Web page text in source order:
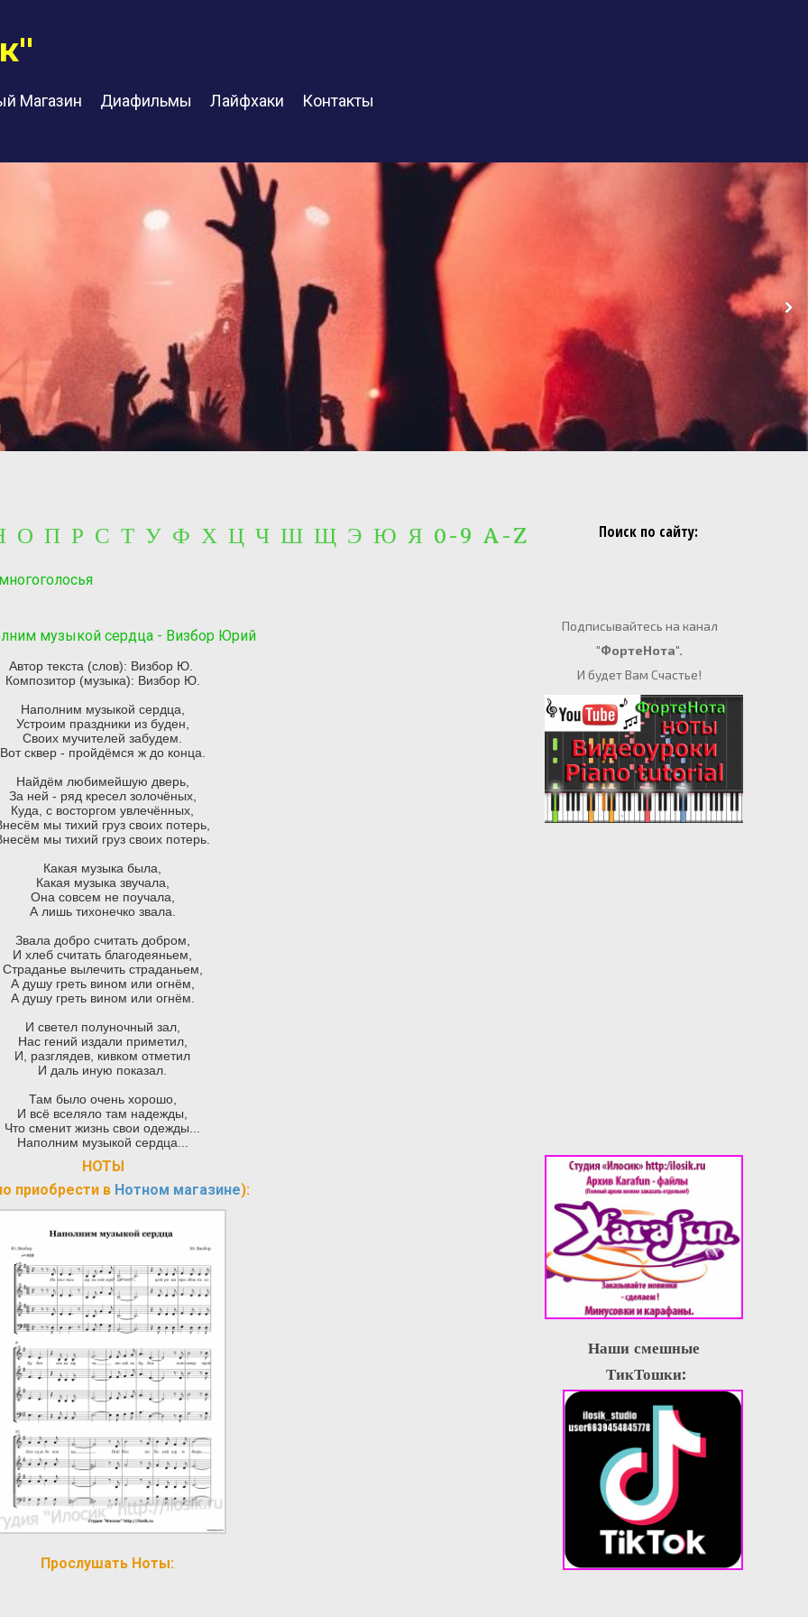
Магазин Диафильмы Лайфхаки Контакты
Поиск по сайту:
Подписывайтесь на канал
"ФортеНота".
И будет Вам Счастье!
Наши смешные
ТикТошки:
О П Р С Т У Ф Х Ц Ч Ш Щ Э Ю Я 0-9 A-Z
музыкой сердца - Визбор Юрий
Автор текста (слов): Визбор Ю.
Композитор (музыка): Визбор Ю.
Наполним музыкой сердца,
Устроим праздники из буден,
Своих мучителей забудем.
Вот сквер - пройдёмся ж до конца.
Найдём любимейшую дверь,
За ней - ряд кресел золочёных,
Куда, с восторгом увлечённых,
мы тихий груз своих потерь,
мы тихий груз своих потерь.
Какая музыка была,
Какая музыка звучала,
Она совсем не поучала,
А лишь тихонечко звала.
Звала добро считать добром,
И хлеб считать благодеяньем,
Страданье вылечить страданьем,
А душу греть вином или огнём,
А душу греть вином или огнём.
И светел полуночный зал,
Нас гений издали приметил,
И, разглядев, кивком отметил
И даль иную показал.
Там было очень хорошо,
И всё вселяло там надежды,
Что сменит жизнь свои одежды...
Наполним музыкой сердца...
НОТЫ
приобрести в Нотном магазине):
Прослушать Ноты: